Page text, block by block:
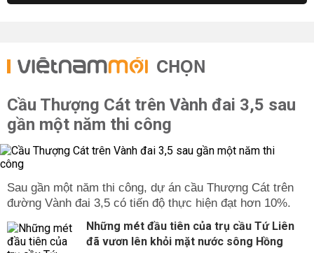
CHỌN
Cầu Thượng Cát trên Vành đai 3,5 sau
gần một năm thi công
Sau gần một năm thi công, dự án cầu Thượng Cát trên
đường Vành đai 3,5 có tiến độ thực hiện đạt hơn 10%.
Những mét đầu tiên của trụ cầu Tứ Liên
đã vươn lên khỏi mặt nước sông Hồng